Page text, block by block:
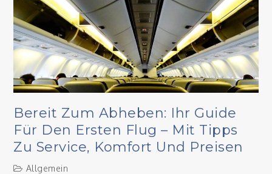
Bereit Zum Abheben: Ihr Guide
Für Den Ersten Flug – Mit Tipps
Zu Service, Komfort Und Preisen
Allgemein